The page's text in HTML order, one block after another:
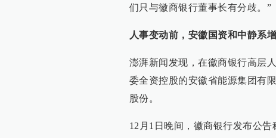
们只与徽商银行董事长有分歧。”
人事变动前，安徽国资和中静系
澎湃新闻发现，在徽商银行高层
委全资控股的安徽省能源集团有
股份。
12月1日晚间，徽商银行发布公